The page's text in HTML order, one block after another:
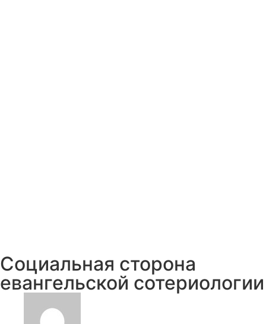
Социальная сторона
евангельской сотериологии